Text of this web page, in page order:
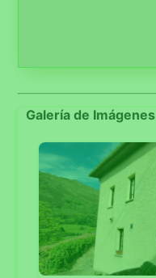
Galería de Imágenes